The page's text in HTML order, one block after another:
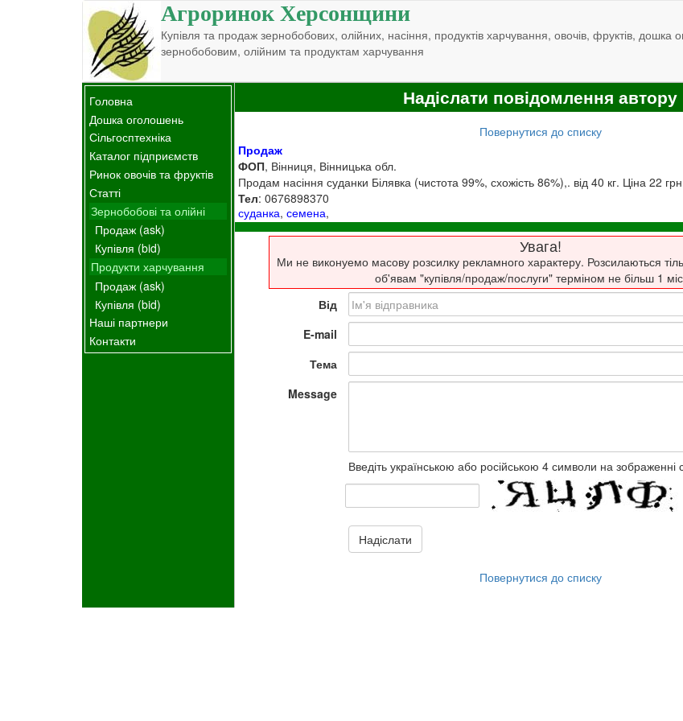
Агроринок Херсонщини
Купівля та продаж зернобобових, олійних, насіння, продуктів харчування, овочів, фруктів,
зернобобовим, олійним та продуктам харчування
Головна
Дошка оголошень
Сільгосптехніка
Каталог підприємств
Ринок овочів та фруктів
Статті
Зернобобові та олійні
Продаж (ask)
Купівля (bid)
Продукти харчування
Продаж (ask)
Купівля (bid)
Наші партнери
Контакти
Надіслати повідомлення автору
Повернутися до списку
Продаж
ФОП, Вінниця, Вінницька обл.
Продам насіння суданки Білявка (чистота 99%, схожість 86%),. від 40 кг. Ціна 22
Тел: 0676898370
суданка,семена,
Увага!
Ми не виконуемо масову розсилку рекламного характеру. Розсилаються
об'явам "купівля/продаж/послуги" терміном не більш 1
Від
E-mail
Тема
Message
Введіть українською або російською 4 символи на зображенні
Надіслати
Повернутися до списку